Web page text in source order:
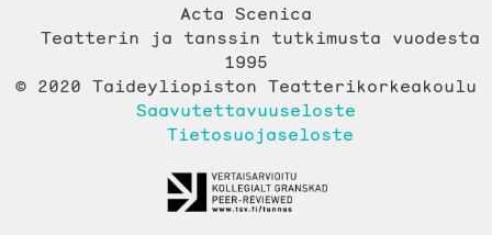
Acta Scenica
Teatterin ja tanssin tutkimusta vuodesta
1995
© 2020 Taideyliopiston Teatterikorkeakoulu
Saavutettavuuseloste
Tietosuojaseloste